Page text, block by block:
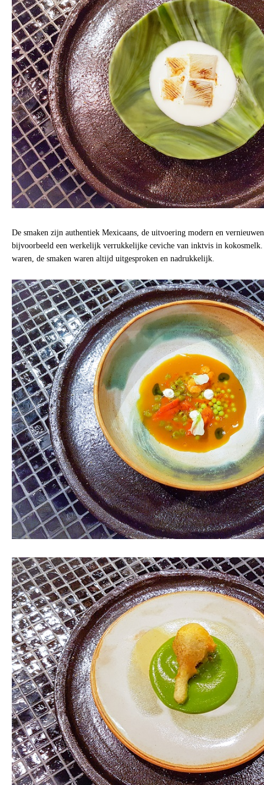
De smaken zijn authentiek Mexicaans, de uitvoering modern en
bijvoorbeeld een werkelijk verrukkelijke ceviche van inktvis in
waren, de smaken waren altijd uitgesproken en nadrukkelijk.